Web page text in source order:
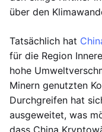
über den
Tatsächlich hat
für die Region
hohe
Minern genutzten
Durchgreifen hat
ausgeweitet, was
dass China